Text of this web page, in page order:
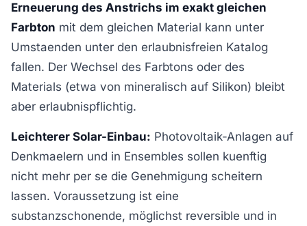
Erneuerung des Anstrichs im exakt gleichen
Farbton mit dem gleichen Material kann unter
Umstaenden unter den erlaubnisfreien Katalog
fallen. Der Wechsel des Farbtons oder des
Materials (etwa von mineralisch auf Silikon) bleibt
aber erlaubnispflichtig.
Leichterer Solar-Einbau: Photovoltaik-Anlagen auf
Denkmaelern und in Ensembles sollen kuenftig
nicht mehr per se die Genehmigung scheitern
lassen. Voraussetzung ist eine
substanzschonende, möglichst reversible und in